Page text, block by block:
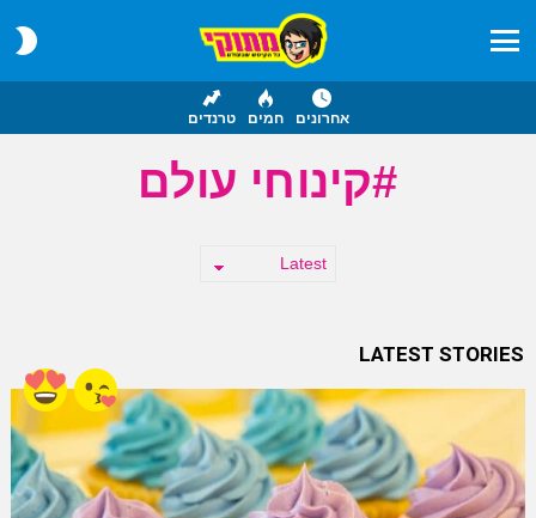
אחרונים חמים טרנדים
קינוחי עולם
LATEST STORIES